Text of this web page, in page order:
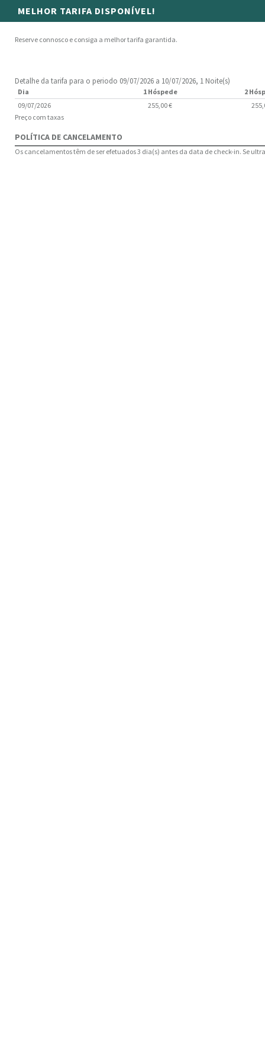
MELHOR TARIFA DISPONÍVEL!
Reserve connosco e consiga a melhor tarifa garantida.
Detalhe da tarifa para o periodo 09/07/2026 a 10/07/2026, 1 Noite(s)
Dia 1 Hóspede
2
09/07/2026
255,00 €
Preço com taxas
POLÍTICA DE CANCELAMENTO
Os cancelamentos têm de ser efetuados 3 dia(s) antes da data de check-in. Se